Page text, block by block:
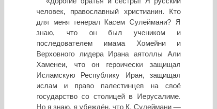
человек, православный христианин. Кто
для меня генерал Касем Сулеймани? Я
знаю, что он был учеником и
последователем имама Хомейни и
Верховного лидера Ирана аятоллы Али
Хаменеи, что он героически защищал
Исламскую Республику Иран, защищал
ислам и право палестинцев на своё
государство со столицей в Иерусалиме.
Но я знаю, я убеждён, что К. Сулеймани —